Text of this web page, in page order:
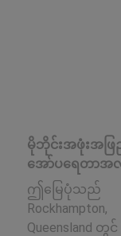
မိုဘိုင်းအဖုံးအဖြ
အော်ပရေတာ
ဤမြေပုံသည်
Rockhampton,
Queensland တွင်